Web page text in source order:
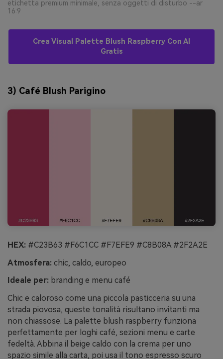
etichetta premium minimale, senza oggetti di disturbo --ar
16:9
Crea Visual Palette Blush Raspberry Con AI
Gratis
3) Café Blush Parigino
HEX: #C23B63 #F6C1CC #F7EFE9 #C8B08A #2F2A2E
Atmosfera: chic, caldo, europeo
Ideale per: branding e menu café
Chic e caloroso come una piccola pasticceria su una
strada piovosa, queste tonalità risultano invitanti ma
non chiassose. La palette blush raspberry funziona
perfettamente per loghi café, sezioni menu e carte
fedeltà. Abbina il beige caldo con la crema per uno
spazio simile alla carta, poi usa il tono espresso scuro